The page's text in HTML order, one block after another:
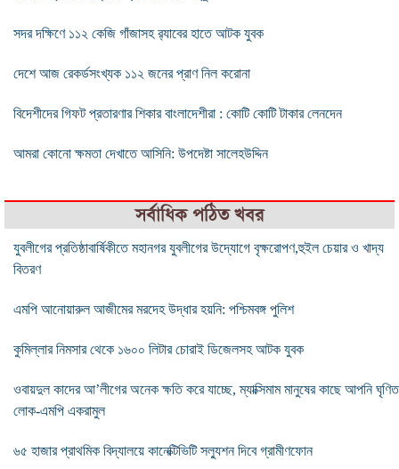
সদর দক্ষিণে ১১২ কেজি গাঁজাসহ র‌্যাবের হাতে আটক যুবক
দেশে আজ রেকর্ডসংখ্যক ১১২ জনের প্রাণ নিল করোনা
বিদেশীদের গিফট প্রতারণার শিকার বাংলাদেশীরা : কোটি কোটি টাকার লেনদেন
আমরা কোনো ক্ষমতা দেখাতে আসিনি: উপদেষ্টা সালেহউদ্দিন
সর্বাধিক পঠিত খবর
যুবলীগের প্রতিষ্ঠাবার্ষিকীতে মহানগর যুবলীগের উদ্যোগে বৃক্ষরোপণ,হুইল চেয়ার ও খাদ্য
বিতরণ
এমপি আনোয়ারুল আজীমের মরদেহ উদ্ধার হয়নি: পশ্চিমবঙ্গ পুলিশ
কুমিল্লার নিমসার থেকে ১৬০০ লিটার চোরাই ডিজেলসহ আটক যুবক
ওবায়দুল কাদের আ’লীগের অনেক ক্ষতি করে যাচ্ছে, ম্যাক্সিমাম মানুষের কাছে আপনি ঘৃণিত
লোক-এমপি একরামুল
৬৫ হাজার প্রাথমিক বিদ্যালয়ে কানেক্টিভিটি সল্যুশন দিবে গ্রামীণফোন